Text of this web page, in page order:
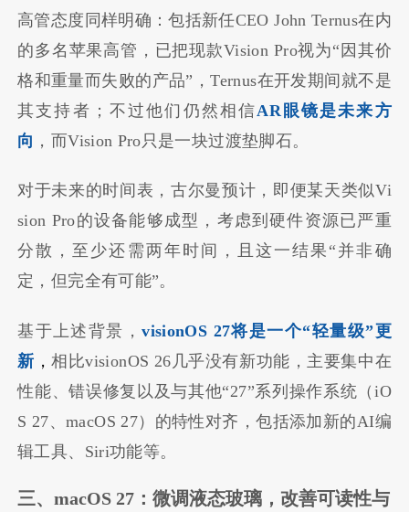
高管态度同样明确：包括新任CEO John Ternus在内
的多名苹果高管，已把现款Vision Pro视为“因其价
格和重量而失败的产品”，Ternus在开发期间就不是
其支持者；不过他们仍然相信AR眼镜是未来方
向 ，而Vision Pro只是一块过渡垫脚石。
对于未来的时间表，古尔曼预计，即便某天类似Vi
sion Pro的设备能够成型，考虑到硬件资源已严重
分散，至少还需两年时间，且这一结果“并非确
定，但完全有可能”。
基于上述背景，visionOS 27将是一个“轻量级”更
新 ，相比visionOS 26几乎没有新功能，主要集中在
性能、错误修复以及与其他“27”系列操作系统（iO
S 27、macOS 27）的特性对齐，包括添加新的AI编
辑工具、Siri功能等。
三、macOS 27：微调液态玻璃，改善可读性与